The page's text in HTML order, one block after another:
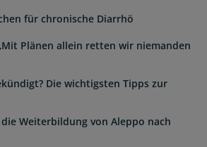
für chronische Diarrhö
Plänen allein retten wir niemanden
Die wichtigsten Tipps zur
Weiterbildung von Aleppo nach